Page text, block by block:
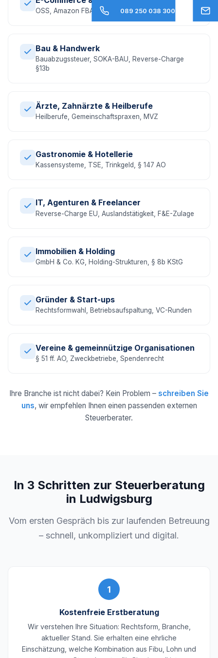
OSS, Amazon FBA, EU-Umsatzsteuer, DAC7
Bau & Handwerk
Bauabzugssteuer, SOKA-BAU, Reverse-Charge
§13b
Ärzte, Zahnärzte & Heilberufe
Heilberufe, Gemeinschaftspraxen, MVZ
Gastronomie & Hotellerie
Kassensysteme, TSE, Trinkgeld, § 147 AO
IT, Agenturen & Freelancer
Reverse-Charge EU, Auslandstätigkeit, F&E-Zulage
Immobilien & Holding
GmbH & Co. KG, Holding-Strukturen, § 8b KStG
Gründer & Start-ups
Rechtsformwahl, Betriebsaufspaltung, VC-Runden
Vereine & gemeinnützige Organisationen
§ 51 ff. AO, Zweckbetriebe, Spendenrecht
Ihre Branche ist nicht dabei? Kein Problem – schreiben Sie
uns, wir empfehlen Ihnen einen passenden externen
Steuerberater.
In 3 Schritten zur Steuerberatung
in Ludwigsburg
Vom ersten Gespräch bis zur laufenden Betreuung
– schnell, unkompliziert und digital.
1
Kostenfreie Erstberatung
Wir verstehen Ihre Situation: Rechtsform, Branche,
aktueller Stand. Sie erhalten eine ehrliche
Einschätzung, welche Kombination aus Fibu, Lohn und
089 250 038 300